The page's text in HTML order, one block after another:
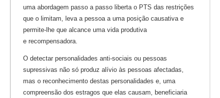
uma abordagem passo a passo liberta o PTS das restrições
que o limitam, leva a pessoa a uma posição causativa e
permite-lhe que alcance uma vida produtiva
e recompensadora.
O detectar personalidades anti-sociais ou pessoas
supressivas não só produz alívio às pessoas afectadas,
mas o reconhecimento destas personalidades e, uma
compreensão dos estragos que elas causam, beneficiaria